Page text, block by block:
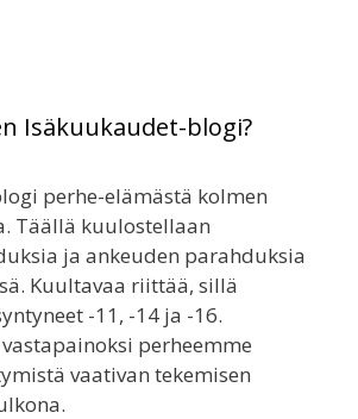
Isäkuukaudet-blogi?
perhe-elämästä kolmen
Täällä kuulostellaan
ja ankeuden parahduksia
Kuultavaa riittää, sillä
-11, -14 ja -16.
perheemme
vaativan tekemisen